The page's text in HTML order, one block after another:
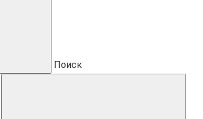
Поиск